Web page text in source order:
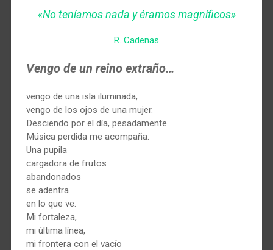
«No teníamos nada y éramos magníficos»
R. Cadenas
Vengo de un reino extraño…
vengo de una isla iluminada,
vengo de los ojos de una mujer.
Desciendo por el día, pesadamente.
Música perdida me acompaña.
Una pupila
cargadora de frutos
abandonados
se adentra
en lo que ve.
Mi fortaleza,
mi última línea,
mi frontera con el vacío